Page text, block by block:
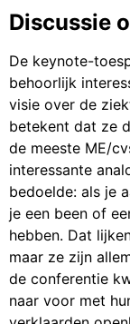
Discussie
De keynote-
behoorlijk
visie over de
betekent dat ze
de meeste ME/
interessante
bedoelde: als je
je een been of
hebben. Dat
maar ze zijn
de conferentie
naar voor met